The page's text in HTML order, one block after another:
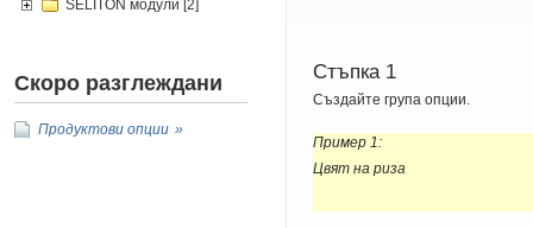
SELITON модули [2]
Скоро разглеждани
Продуктови опции
Стъпка 1
Създайте група опции.
Пример 1:
Цвят на риза